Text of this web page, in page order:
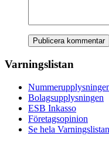
Varningslistan
Bolagsupplysningen
ESB Inkasso
Företagsopinion
Se hela Varningslistan